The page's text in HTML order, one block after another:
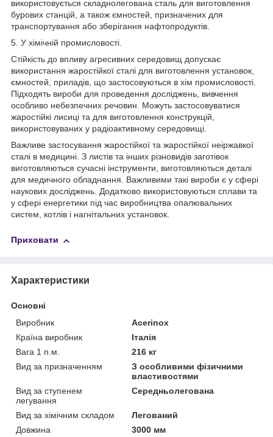
використовується складнолегована сталь для виготовлення
бурових станцій, а також ємностей, призначених для
транспортування або зберігання нафтопродуктів.
5. У хімічній промисловості.
Стійкість до впливу агресивних середовищ допускає
використання жаростійкої сталі для виготовлення установок,
ємностей, приладів, що застосовуються в хім промисловості.
Підходять вироби для проведення досліджень, вивчення
особливо небезпечних речовин. Можуть застосовуватися
жаростійкі лисиці та для виготовлення конструкцій,
використовуваних у радіоактивному середовищі.
Важливе застосування жаростійкої та жаростійкої неіржавкої
сталі в медицині. З листів та інших різновидів заготівок
виготовляються сучасні інструменти, виготовляються деталі
для медичного обладнання. Важливими такі вироби є у сфері
наукових досліджень. Додатково використовуються сплави та
у сфері енергетики під час виробництва опалювальних
систем, котлів і нагнітальних установок.
Приховати
Характеристики
Основні
Виробник
Acerinox
Країна виробник
Італія
Вага 1 п.м.
216 кг
Вид за призначенням
З особливими фізичними
властивостями
Вид за ступенем
легування
Середньолегована
Вид за хімічним складом
Легований
Довжина
3000 мм